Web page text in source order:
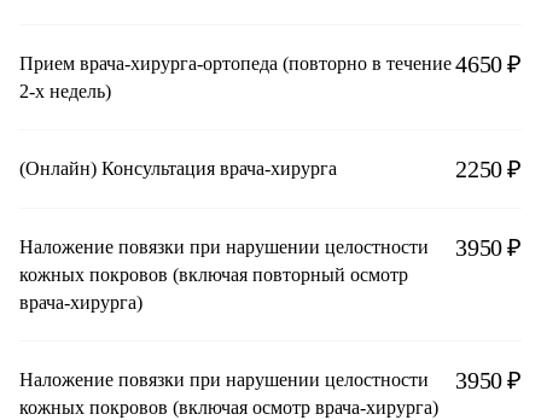
Прием врача-хирурга-ортопеда (повторно в течение
2-х недель)
4650 ₽
(Онлайн) Консультация врача-хирурга 2250 ₽
Наложение повязки при нарушении целостности
кожных покровов (включая повторный осмотр
врача-хирурга)
3950 ₽
Наложение повязки при нарушении целостности
кожных покровов (включая осмотр врача-хирурга)
3950 ₽